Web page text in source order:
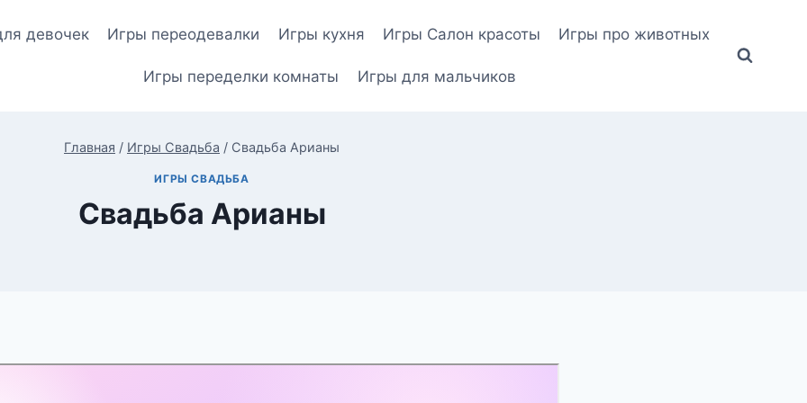
девочек Игры переодевалки Игры кухня Игры Салон красоты Игры про животных
Игры переделки комнаты Игры для мальчиков
Главная / Игры Свадьба / Свадьба Арианы
ИГРЫ СВАДЬБА
Свадьба Арианы